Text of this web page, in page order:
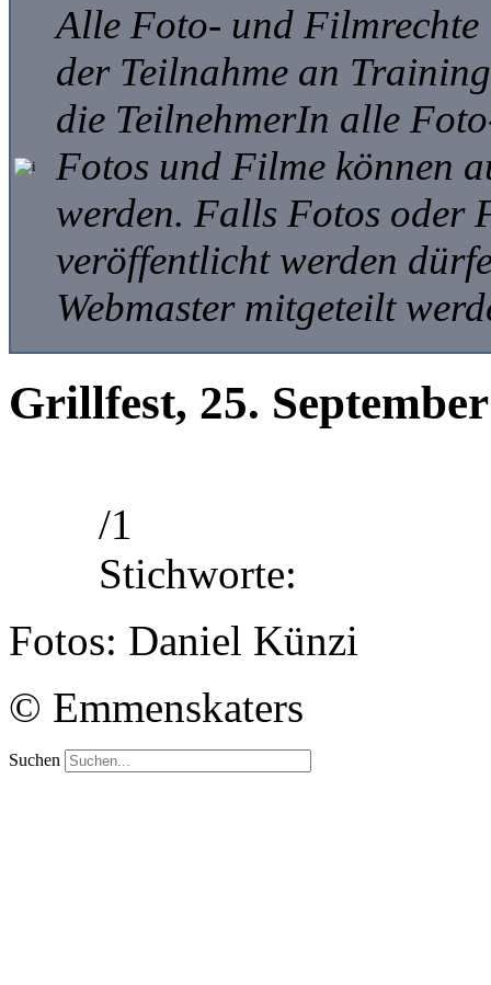
Alle Foto- und Filmrechte
der Teilnahme an
die TeilnehmerIn alle
Fotos und Filme können
werden. Falls Fotos oder
veröffentlicht werden
Webmaster mitgeteilt
Grillfest, 25.
/1
Stichworte:
Fotos: Daniel Künzi
© Emmenskaters
Suchen